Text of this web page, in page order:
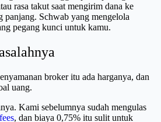
rasa takut saat mengirim dana ke
panjang. Schwab yang mengelola
pegang kunci untuk kamu.
broker itu ada harganya, dan
uang.
Kami sebelumnya sudah mengulas
, dan biaya 0,75% itu sulit untuk